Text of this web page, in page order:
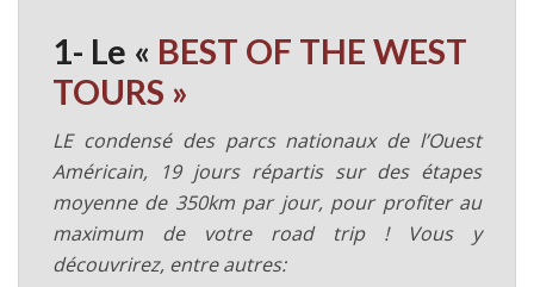
1- Le « BEST OF THE WEST
TOURS »
LE condensé des parcs nationaux de l’Ouest
Américain, 19 jours répartis sur des étapes
moyenne de 350km par jour, pour profiter au
maximum de votre road trip ! Vous y
découvrirez, entre autres: